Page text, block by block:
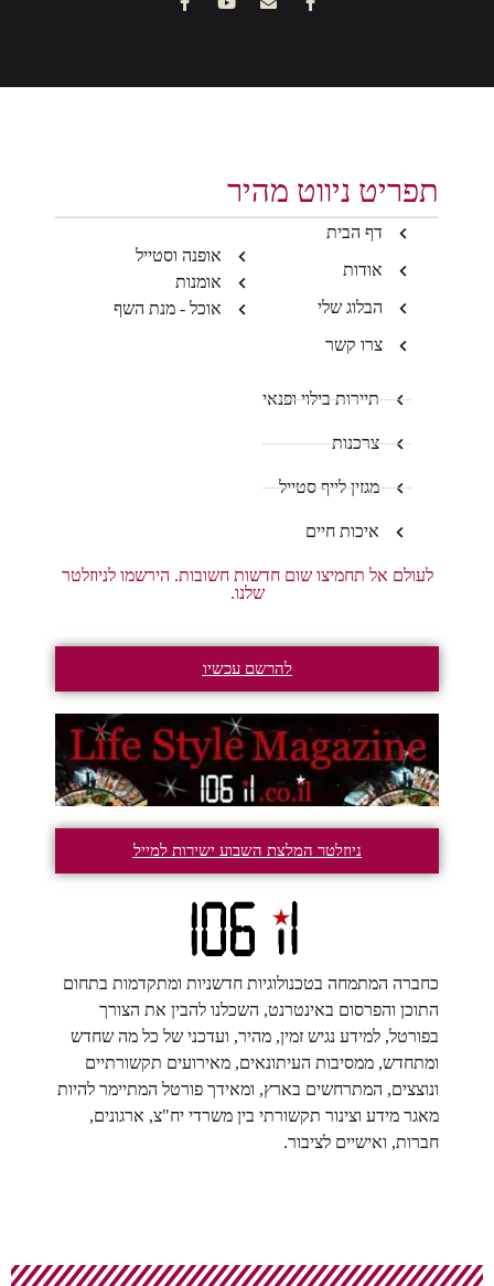
תפריט ניווט מהיר
דף הבית
אודות
הבלוג שלי
צרו קשר
אופנה וסטייל
אומנות
אוכל - מנת השף
תיירות בילוי ופנאי
צרכנות
מגזין לייף סטייל
איכות חיים
לעולם אל תחמיצו שום חדשות חשובות. הירשמו לניוזלטר
שלנו.
להרשם עכשיו
ניוזלטר המלצת השבוע ישירות למייל
כחברה המתמחה בטכנולוגיות חדשניות ומתקדמות בתחום
התוכן והפרסום באינטרנט, השכלנו להבין את הצורך
בפורטל, למידע נגיש זמין, מהיר, ועדכני של כל מה שחדש
ומתחדש, ממסיבות העיתונאים, מאירועים תקשורתיים
ונוצצים, המתרחשים בארץ, ומאידך פורטל המתיימר להיות
מאגר מידע וצינור תקשורתי בין משרדי יח"צ, ארגונים,
חברות, ואישיים לציבור.